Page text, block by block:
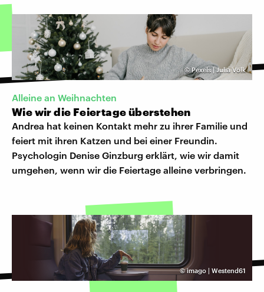
©Pexels | Julia Volk
Alleine an Weihnachten
Wie wir die Feiertage überstehen
Andrea hat keinen Kontakt mehr zu ihrer Familie und
feiert mit ihren Katzen und bei einer Freundin.
Psychologin Denise Ginzburg erklärt, wie wir damit
umgehen, wenn wir die Feiertage alleine verbringen.
©imago | Westend61